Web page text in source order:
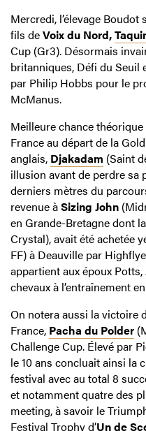
Mercredi, l’élevage Boudot
fils deVoix du Nord,
Cup (Gr3). Désormais
britanniques, Défi du Seuil
par Philip Hobbs pour le
McManus.
Meilleure chance
France au départ de la
anglais, Djakadam (Saint
illusion avant de perdre sa
derniers mètres du
revenue àSizing John
en Grande-Bretagne dont
Crystal), avait été achetée
FF) à Deauville par
appartient aux époux
chevaux à l’entraînement
On notera aussi la victoire
France, Pacha du Polder
Challenge Cup. Élevé par
le 10 ans concluait ainsi la
festival avec au total 8
et notamment quatre des
meeting, à savoir le
Festival Trophy d’Un de